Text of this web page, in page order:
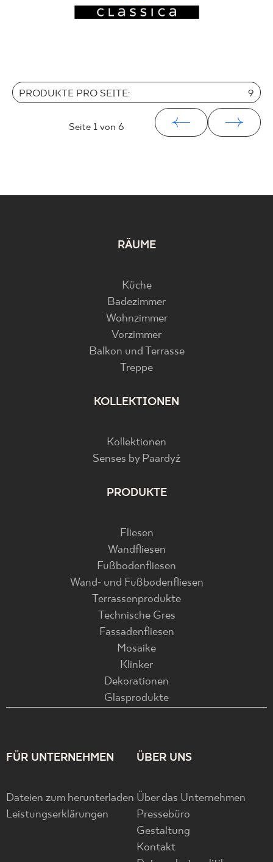
PRODUKTE PRO SEITE: 9
Seite 1 von 6
RÄUME
Küche
Badezimmer
Wohnzimmer
Vorzimmer
Balkon und Terrasse
Treppe
KOLLEKTIONEN
Kollektionen
Senses by Paardyż
PRODUKTE
Fliesen
Wandfliesen
Fußbodenfliesen
Wand- und Fußbodenfliesen
Terrassenprodukte
Technische Gres
Fassadenfliesen
Mosaike
Klinker
Dekorationen
Glasprodukte
FÜR UNTERNEHMEN
Dateien zum herunterladen
Leistungserklärungen
ÜBER UNS
Über das Unternehmen
Pressebüro
Gestaltung
Kontakt